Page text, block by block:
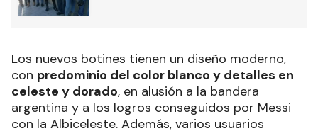
Los nuevos botines tienen un diseño moderno,
con predominio del color blanco y detalles en
celeste y dorado, en alusión a la bandera
argentina y a los logros conseguidos por Messi
con la Albiceleste. Además, varios usuarios